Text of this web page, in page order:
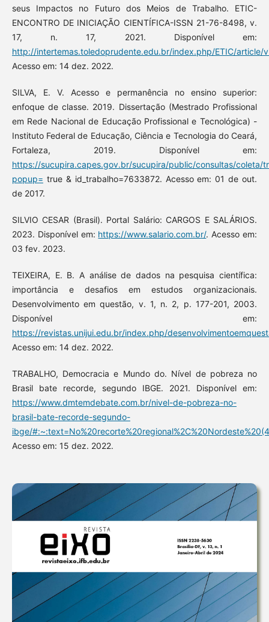
seus Impactos no Futuro dos Meios de Trabalho. ETIC-
ENCONTRO DE INICIAÇÃO CIENTÍFICA-ISSN 21-76-8498, v.
17, n. 17, 2021. Disponível em:
http://intertemas.toledoprudente.edu.br/index.php/ETIC/article/
Acesso em: 14 dez. 2022.
SILVA, E. V. Acesso e permanência no ensino superior:
enfoque de classe. 2019. Dissertação (Mestrado Profissional
em Rede Nacional de Educação Profissional e Tecnológica) -
Instituto Federal de Educação, Ciência e Tecnologia do Ceará,
Fortaleza, 2019. Disponível em:
https://sucupira.capes.gov.br/sucupira/public/consultas/coleta/
popup= true & id_trabalho=7633872. Acesso em: 01 de out.
de 2017.
SILVIO CESAR (Brasil). Portal Salário: CARGOS E SALÁRIOS.
2023. Disponível em: https://www.salario.com.br/. Acesso em:
03 fev. 2023.
TEIXEIRA, E. B. A análise de dados na pesquisa científica:
importância e desafios em estudos organizacionais.
Desenvolvimento em questão, v. 1, n. 2, p. 177-201, 2003.
Disponível em:
https://revistas.unijui.edu.br/index.php/
Acesso em: 14 dez. 2022.
TRABALHO, Democracia e Mundo do. Nível de pobreza no
Brasil bate recorde, segundo IBGE. 2021. Disponível em:
https://www.dmtemdebate.com.br/nivel-de-pobreza-no-
brasil-bate-recorde-segundo-
ibge/
Acesso em: 15 dez. 2022.